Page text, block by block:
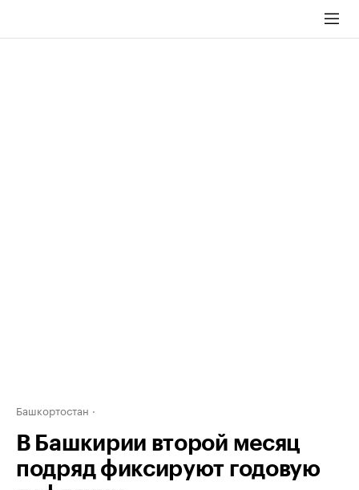
Башкортостан
В Башкирии второй месяц
подряд фиксируют годовую